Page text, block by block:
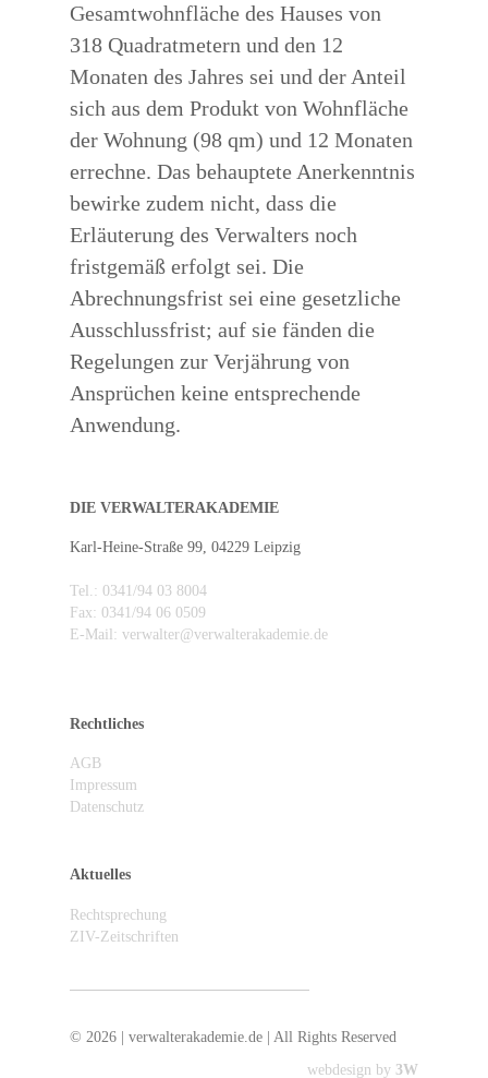
Gesamtwohnfläche des Hauses von
318 Quadratmetern und den 12
Monaten des Jahres sei und der Anteil
sich aus dem Produkt von Wohnfläche
der Wohnung (98 qm) und 12 Monaten
errechne. Das behauptete Anerkenntnis
bewirke zudem nicht, dass die
Erläuterung des Verwalters noch
fristgemäß erfolgt sei. Die
Abrechnungsfrist sei eine gesetzliche
Ausschlussfrist; auf sie fänden die
Regelungen zur Verjährung von
Ansprüchen keine entsprechende
Anwendung.
DIE VERWALTERAKADEMIE
Karl-Heine-Straße 99, 04229 Leipzig
Tel.: 0341/94 03 8004
Fax: 0341/94 06 0509
E-Mail: verwalter@verwalterakademie.de
Rechtliches
AGB
Impressum
Datenschutz
Aktuelles
Rechtsprechung
ZIV-Zeitschriften
© 2026 | verwalterakademie.de | All Rights Reserved
webdesign by 3W